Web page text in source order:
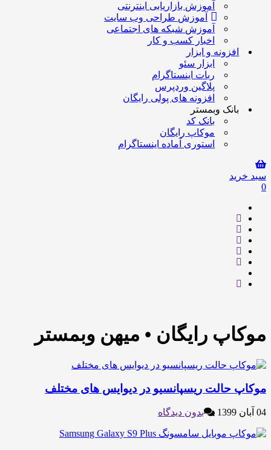
آموزش بازاریابی اینترنتی
آموزش طراحی وب سایت
آموزش شبکه های اجتماعی
اخبار کسب و کار
افزونه و ابزار
ابزار سئو
ربات اینستاگرام
پلاگین وردپرس
افزونه های پولی رایگان
بانک وبمستر
بانک کد
موکاپ رایگان
استوری آماده اینستاگرام
سبد خرید
0
موکاپ رایگان • میهن وبمستر
موکاپ حالت ریسپانسیو در دیوایس های مختلف
04 آبان 1399 بدون دیدگاه